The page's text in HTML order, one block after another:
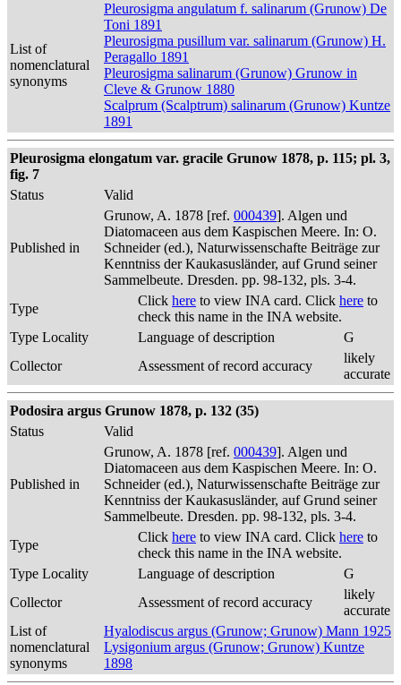
List of
nomenclatural
synonyms
Pleurosigma angulatum f. salinarum (Grunow) De
Toni 1891
Pleurosigma pusillum var. salinarum (Grunow) H.
Peragallo 1891
Pleurosigma salinarum (Grunow) Grunow in
Cleve & Grunow 1880
Scalprum (Scalptrum) salinarum (Grunow) Kuntze
1891
Pleurosigma elongatum var. gracile Grunow 1878, p. 115; pl. 3,
fig. 7
Status
Valid
Published in
Grunow, A. 1878 [ref. 000439]. Algen und
Diatomaceen aus dem Kaspischen Meere. In: O.
Schneider (ed.), Naturwissenschafte Beiträge zur
Kenntniss der Kaukasusländer, auf Grund seiner
Sammelbeute. Dresden. pp. 98-132, pls. 3-4.
Type
Click here to view INA card. Click here to
check this name in the INA website.
Type Locality
Language of description
G
Collector
Assessment of record accuracy
likely
accurate
Podosira argus Grunow 1878, p. 132 (35)
Status
Valid
Published in
Grunow, A. 1878 [ref. 000439]. Algen und
Diatomaceen aus dem Kaspischen Meere. In: O.
Schneider (ed.), Naturwissenschafte Beiträge zur
Kenntniss der Kaukasusländer, auf Grund seiner
Sammelbeute. Dresden. pp. 98-132, pls. 3-4.
Type
Click here to view INA card. Click here to
check this name in the INA website.
Type Locality
Language of description
G
Collector
Assessment of record accuracy
likely
accurate
List of
nomenclatural
synonyms
Hyalodiscus argus (Grunow; Grunow) Mann 1925
Lysigonium argus (Grunow; Grunow) Kuntze
1898